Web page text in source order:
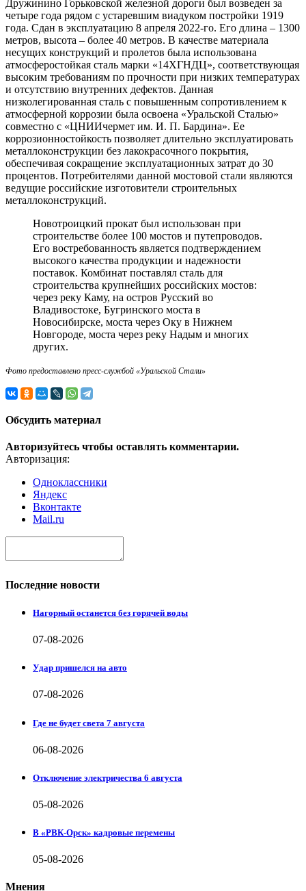
Дружинино Горьковской железной дороги был возведен за
четыре года рядом с устаревшим виадуком постройки 1919
года. Сдан в эксплуатацию 8 апреля 2022-го. Его длина – 1300
метров, высота – более 40 метров. В качестве материала
несущих конструкций и пролетов была использована
атмосферостойкая сталь марки «14ХГНДЦ», соответствующая
высоким требованиям по прочности при низких температурах
и отсутствию внутренних дефектов. Данная
низколегированная сталь с повышенным сопротивлением к
атмосферной коррозии была освоена «Уральской Сталью»
совместно с «ЦНИИчермет им. И. П. Бардина». Ее
коррозионностойкость позволяет длительно эксплуатировать
металлоконструкции без лакокрасочного покрытия,
обеспечивая сокращение эксплуатационных затрат до 30
процентов. Потребителями данной мостовой стали являются
ведущие российские изготовители строительных
металлоконструкций.
Новотроицкий прокат был использован при
строительстве более 100 мостов и путепроводов.
Его востребованность является подтверждением
высокого качества продукции и надежности
поставок. Комбинат поставлял сталь для
строительства крупнейших российских мостов:
через реку Каму, на остров Русский во
Владивостоке, Бугринского моста в
Новосибирске, моста через Оку в Нижнем
Новгороде, моста через реку Надым и многих
других.
Фото предоставлено пресс-службой «Уральской Стали»
Обсудить материал
Авторизуйтесь чтобы оставлять комментарии.
Авторизация:
Одноклассники
Яндекс
Вконтакте
Mail.ru
Последние новости
Нагорный останется без горячей воды
07-08-2026
Удар пришелся на авто
07-08-2026
Где не будет света 7 августа
06-08-2026
Отключение электричества 6 августа
05-08-2026
В «РВК-Орск» кадровые перемены
05-08-2026
Мнения